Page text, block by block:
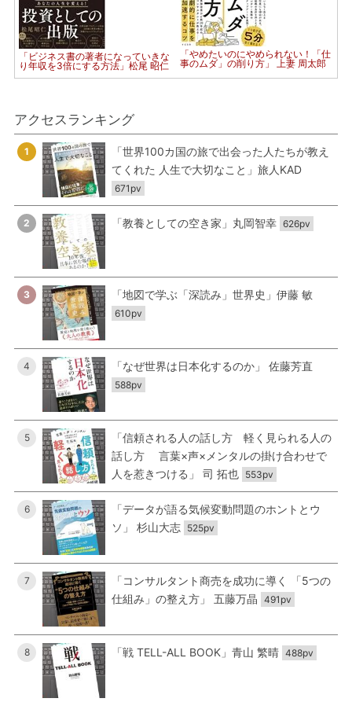
「ビジネス書の著者になっていきな
り年収を3倍にする方法」松尾 昭仁
「やめたいのにやめられない！「仕
事のムダ」の削り方」 上妻 周太郎
アクセスランキング
1
「世界100カ国の旅で出会った人たちが教え
てくれた 人生で大切なこと」旅人KAD
671pv
2 「教養としての空き家」丸岡智幸 626pv
3 「地図で学ぶ「深読み」世界史」伊藤 敏
610pv
4 「なぜ世界は日本化するのか」 佐藤芳直
588pv
5
「信頼される人の話し方 軽く見られる人の
話し方 言葉×声×メンタルの掛け合わせで
人を惹きつける」 司 拓也 553pv
6
「データが語る気候変動問題のホントとウ
ソ」 杉山大志 525pv
7
「コンサルタント商売を成功に導く 「5つの
仕組み」の整え方」 五藤万晶 491pv
8 「戦 TELL-ALL BOOK」青山 繁晴 488pv